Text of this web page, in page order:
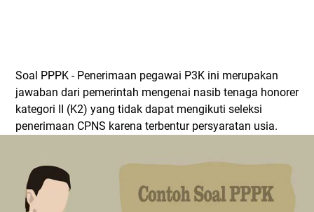
Soal PPPK - Penerimaan pegawai P3K ini merupakan
jawaban dari pemerintah mengenai nasib tenaga honorer
kategori II (K2) yang tidak dapat mengikuti seleksi
penerimaan CPNS karena terbentur persyaratan usia.